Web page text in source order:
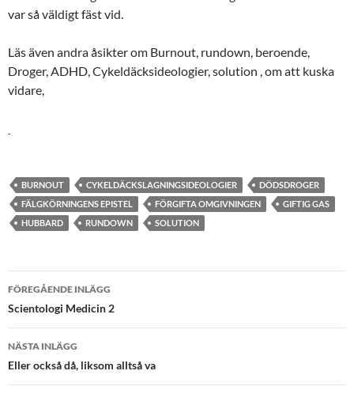
var så väldigt fäst vid.
Läs även andra åsikter om Burnout, rundown, beroende,
Droger, ADHD, Cykeldäcksideologier, solution , om att kuska
vidare,
BURNOUT CYKELDÄCKSLAGNINGSIDEOLOGIER
DÖDSDROGER
FÄLGKÖRNINGENS EPISTEL
FÖRGIFTA OMGIVNINGEN
GIFTIG GAS
HUBBARD
RUNDOWN SOLUTION
Inläggsnavigering
FÖREGÅENDE INLÄGG
Scientologi Medicin 2
NÄSTA INLÄGG
Eller också då, liksom alltså va